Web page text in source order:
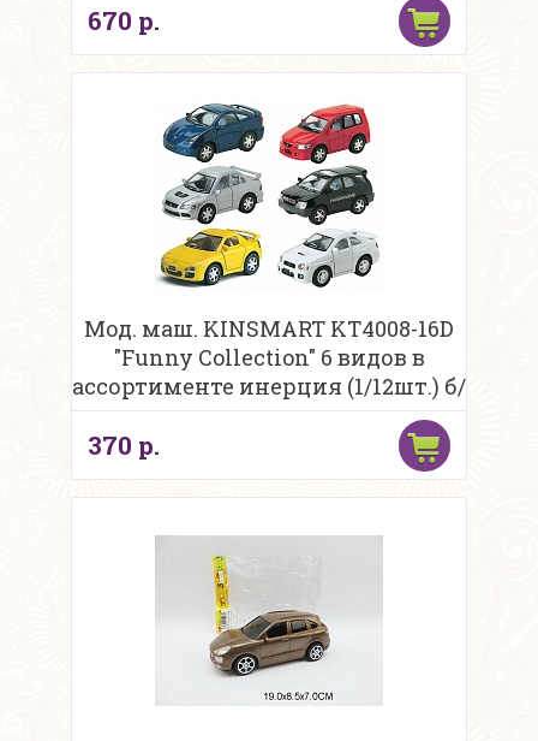
670 р.
Мод. маш. KINSMART KT4008-16D
"Funny Collection" 6 видов в
ассортименте инерция (1/12шт.) б/
к
370 р.